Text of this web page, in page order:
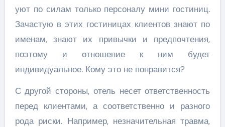
уют по силам только персоналу мини гостиниц.
Зачастую в этих гостиницах клиентов знают по
именам, знают их привычки и предпочтения,
поэтому и отношение к ним будет
индивидуальное. Кому это не понравится?
С другой стороны, отель несет ответственность
перед клиентами, а соответственно и разного
рода риски. Например, незначительная травма,